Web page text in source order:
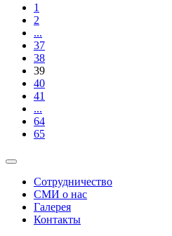
1
2
...
37
38
39
40
41
...
64
65
Сотрудничество
СМИ о нас
Галерея
Контакты